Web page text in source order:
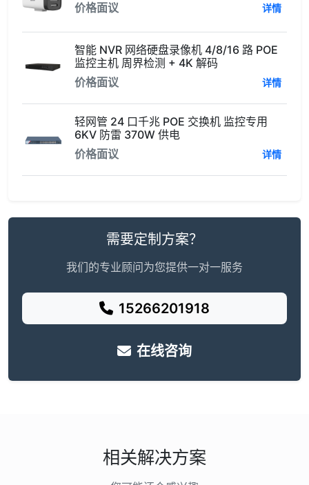
价格面议
详情
智能 NVR 网络硬盘录像机 4/8/16 路 POE
监控主机 周界检测 + 4K 解码
价格面议
详情
轻网管 24 口千兆 POE 交换机 监控专用
6KV 防雷 370W 供电
价格面议
详情
需要定制方案？
我们的专业顾问为您提供一对一服务
15266201918
在线咨询
相关解决方案